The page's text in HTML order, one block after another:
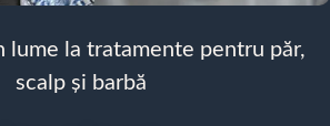
lume la tratamente pentru păr,
scalp și barbă